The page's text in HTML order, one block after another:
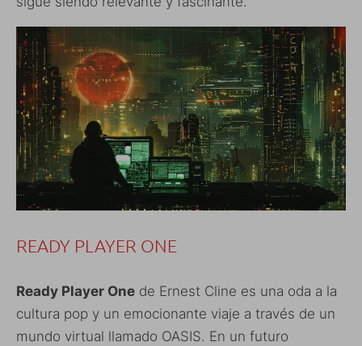
READY PLAYER ONE
Ready Player One de Ernest Cline es una oda a la
cultura pop y un emocionante viaje a través de un
mundo virtual llamado OASIS. En un futuro